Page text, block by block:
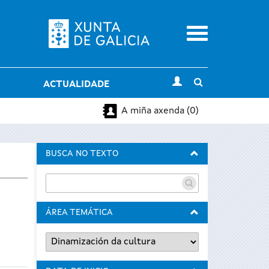
Menu
ACTUALIDADE
search
A miña axenda (0)
BUSCA NO TEXTO
ÁREA TEMÁTICA